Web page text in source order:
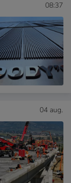
08:37
04 aug.